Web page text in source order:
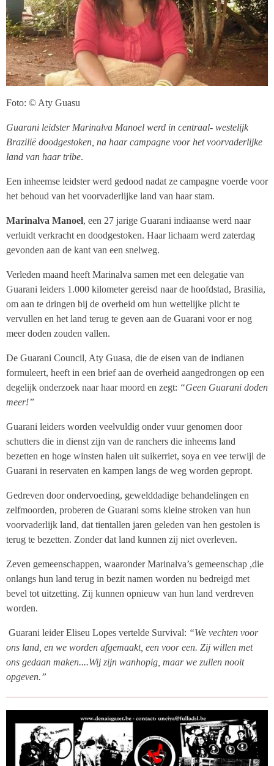
Foto: © Aty Guasu
Guarani leidster Marinalva Manoel werd in centraal- westelijk
Brazilië doodgestoken, na haar campagne voor het voorvaderlijke
land van haar tribe.
Een inheemse leidster werd gedood nadat ze campagne voerde voor
het behoud van het voorvaderlijke land van haar stam.
Marinalva Manoel, een 27 jarige Guarani indiaanse werd naar
verluidt verkracht en doodgestoken. Haar lichaam werd zaterdag
gevonden aan de kant van een snelweg.
Verleden maand heeft Marinalva samen met een delegatie van
Guarani leiders 1.000 kilometer gereisd naar de hoofdstad, Brasilia,
om aan te dringen bij de overheid om hun wettelijke plicht te
vervullen en het land terug te geven aan de Guarani voor er nog
meer doden zouden vallen.
De Guarani Council, Aty Guasa, die de eisen van de indianen
formuleert, heeft in een brief aan de overheid aangedrongen op een
degelijk onderzoek naar haar moord en zegt: “Geen Guarani doden
meer!”
Guarani leiders worden veelvuldig onder vuur genomen door
schutters die in dienst zijn van de ranchers die inheems land
bezetten en hoge winsten halen uit suikerriet, soya en vee terwijl de
Guarani in reservaten en kampen langs de weg worden gepropt.
Gedreven door ondervoeding, gewelddadige behandelingen en
zelfmoorden, proberen de Guarani soms kleine stroken van hun
voorvaderlijk land, dat tientallen jaren geleden van hen gestolen is
terug te bezetten. Zonder dat land kunnen zij niet overleven.
Zeven gemeenschappen, waaronder Marinalva’s gemeenschap ,die
onlangs hun land terug in bezit namen worden nu bedreigd met
bevel tot uitzetting. Zij kunnen opnieuw van hun land verdreven
worden.
Guarani leider Eliseu Lopes vertelde Survival: “We vechten voor
ons land, en we worden afgemaakt, een voor een. Zij willen met
ons gedaan maken....Wij zijn wanhopig, maar we zullen nooit
opgeven.”